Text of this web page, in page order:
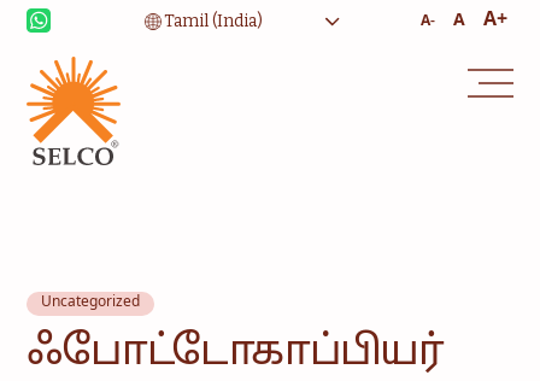
A- A A+
Uncategorized
ஃபோட்டோகாப்பியர்